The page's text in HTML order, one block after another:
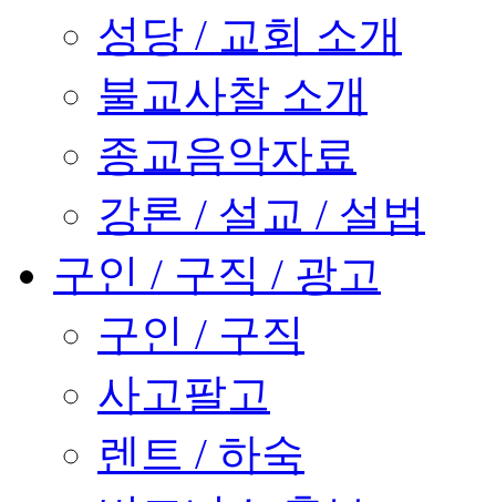
성당 / 교회 소개
불교사찰 소개
종교음악자료
강론 / 설교 / 설법
구인 / 구직 / 광고
구인 / 구직
사고팔고
렌트 / 하숙